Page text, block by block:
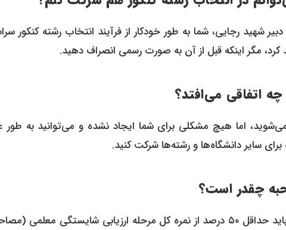
شهید رجایی، شما به طور خودکار از فرآیند انتخاب رشته کنکور
مگر اینکه قبل از آن به صورت رسمی انصراف دهید.
اتفاقی می‌افتد؟
اما هیچ مشکلی برای شما ایجاد نشده و می‌توانید به طور
سایر دانشگاه‌ها و رشته‌ها شرکت کنید.
چقدر است؟
داوطلبان برای اینکه بتوانند وارد مرحله رقابت نهایی شوند، باید حداقل ۵۰ درصد از نمره کل مرحله ارزیابی شایستگی